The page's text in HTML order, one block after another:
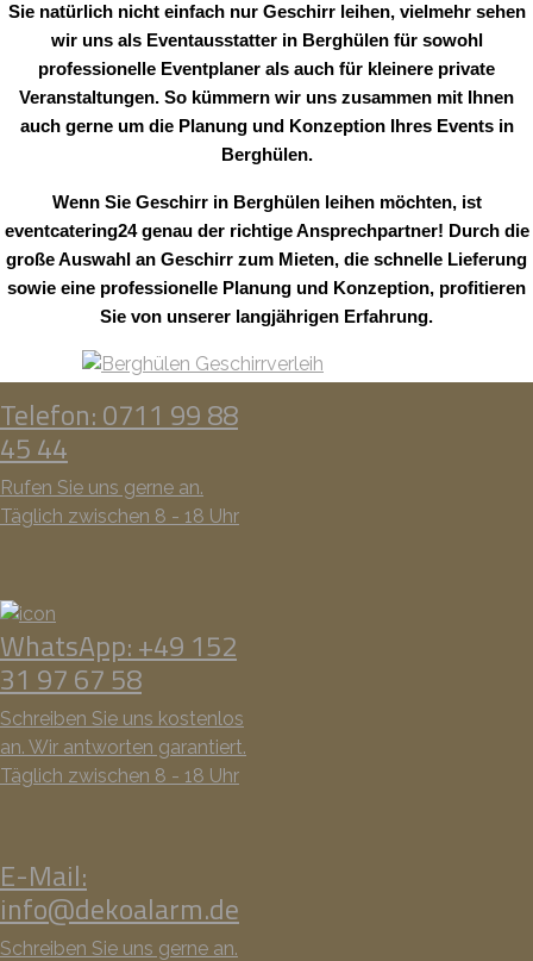
Sie natürlich nicht einfach nur Geschirr leihen, vielmehr sehen
wir uns als Eventausstatter in Berghülen für sowohl
professionelle Eventplaner als auch für kleinere private
Veranstaltungen. So kümmern wir uns zusammen mit Ihnen
auch gerne um die Planung und Konzeption Ihres Events in
Berghülen.
Wenn Sie Geschirr in Berghülen leihen möchten, ist
eventcatering24 genau der richtige Ansprechpartner! Durch die
große Auswahl an Geschirr zum Mieten, die schnelle Lieferung
sowie eine professionelle Planung und Konzeption, profitieren
Sie von unserer langjährigen Erfahrung.
Telefon: 0711 99 88
45 44
Rufen Sie uns gerne an.
Täglich zwischen 8 - 18 Uhr
WhatsApp: +49 152
31 97 67 58
Schreiben Sie uns kostenlos
an. Wir antworten garantiert.
Täglich zwischen 8 - 18 Uhr
E-Mail:
info@dekoalarm.de
Schreiben Sie uns gerne an.